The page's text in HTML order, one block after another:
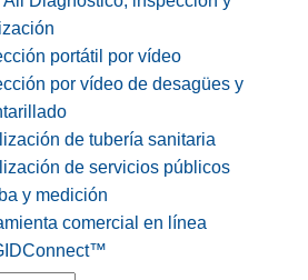
portátil por vídeo
por vídeo de desagües y
de tubería sanitaria
de servicios públicos
y medición
comercial en línea